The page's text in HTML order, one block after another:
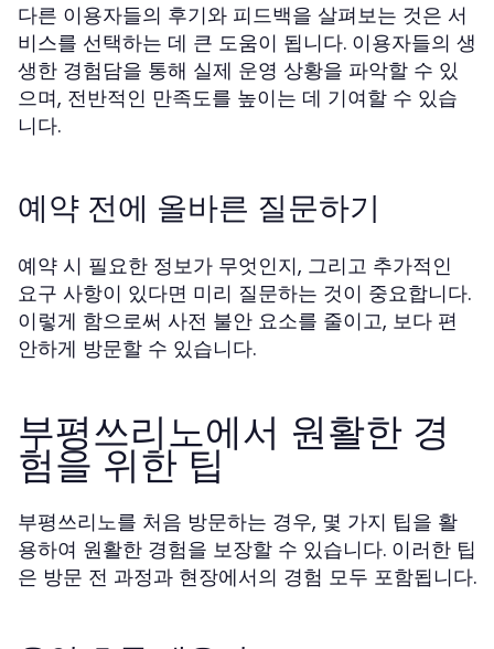
다른 이용자들의 후기와 피드백을 살펴보는 것은 서
비스를 선택하는 데 큰 도움이 됩니다. 이용자들의 생
생한 경험담을 통해 실제 운영 상황을 파악할 수 있
으며, 전반적인 만족도를 높이는 데 기여할 수 있습
니다.
예약 전에 올바른 질문하기
예약 시 필요한 정보가 무엇인지, 그리고 추가적인
요구 사항이 있다면 미리 질문하는 것이 중요합니다.
이렇게 함으로써 사전 불안 요소를 줄이고, 보다 편
안하게 방문할 수 있습니다.
부평쓰리노에서 원활한 경
험을 위한 팁
부평쓰리노를 처음 방문하는 경우, 몇 가지 팁을 활
용하여 원활한 경험을 보장할 수 있습니다. 이러한 팁
은 방문 전 과정과 현장에서의 경험 모두 포함됩니다.